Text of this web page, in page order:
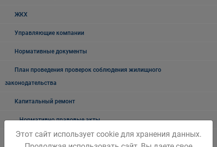
ЖКХ
Управляющие компании
Нормативные документы
План проведения проверок соблюдения жилищного
законодательства
Капитальный ремонт
Нормативно правовые акты
Новостной блок
Этот сайт использует cookie для хранения данных.